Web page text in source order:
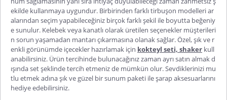
ekilde kullanmaya uygundur. Birbirinden farklıtirbuşon modelleriar
alarından seçim yapabileceğiniz birçok farklı şekil ile boyutta beğeniy
e sunulur. Kelebek veya kanatlı olarak üretilen seçenekler müşterileri
n sorun yaşamadan mantarı çıkarmasına olanak sağlar. Özel, şık ve r
enkli görünümde içecekler hazırlamak için kokteyl seti, shaker kull
anabilirsiniz. Ürün tercihinde bulunacağınız zaman ayrı satın almak d
ışında set şeklinde tercih etmeniz de mümkün olur. Sevdiklerinizi mu
tlu etmek adına şık ve güzel bir sunum paketi ile şarap aksesuarlarını
hediye edebilirsiniz.